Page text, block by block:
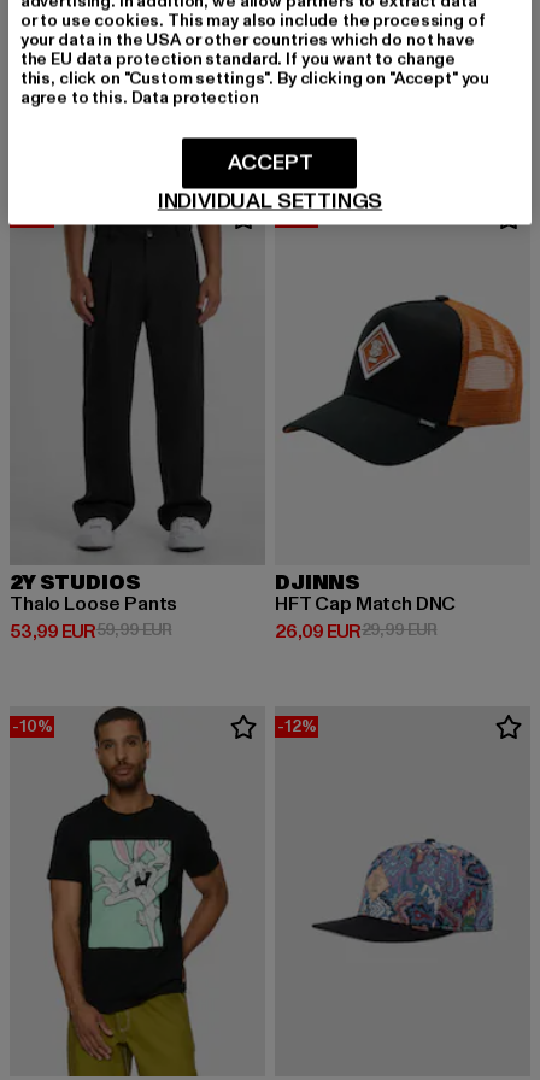
MERCHCODE
Love In The Air Heavy Oversize
26,99 EUR
Derzeitiger Preis: 26,99 EUR
29,99 EURAktionspreis: 29,99 EUR
2Y STUDIOS
Eren Basic Wide Baggy
2Y STUDIOS
Thalo Loose Pants
53,99 EUR
Derzeitiger Preis: 53,99 EUR
59,99 EURAktionspreis: 59,99 EUR
-13%
DJINNS
HFT Cap Match DNC
26,09 EUR
Derzeitiger Preis: 26,09 EUR
29,99 EURAktionspreis:
-10% -12%
or to use cookies. This may also include the processing of
your data in the USA or other countries which do not have
the EU data protection standard. If you want to change
this, click on "Custom settings". By clicking on "Accept" you
agree to this. Data protection
INDIVIDUAL SETTINGS
ACCEPT